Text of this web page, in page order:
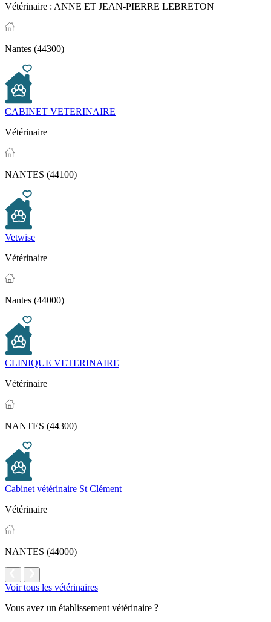
Vétérinaire : ANNE ET JEAN-PIERRE LEBRETON
Nantes (44300)
CABINET VETERINAIRE
Vétérinaire
NANTES (44100)
Vetwise
Vétérinaire
Nantes (44000)
CLINIQUE VETERINAIRE
Vétérinaire
NANTES (44300)
Cabinet vétérinaire St Clément
Vétérinaire
NANTES (44000)
Voir tous les vétérinaires
Vous avez un établissement vétérinaire ?